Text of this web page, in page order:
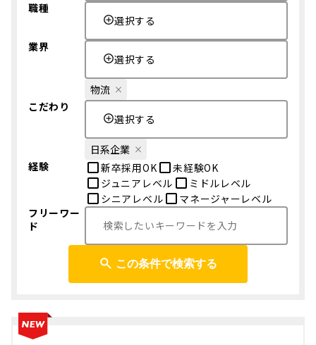
職種
選択する
業界
選択する
物流
こだわり
選択する
日系企業
経験
新卒採用OK
未経験OK
ジュニアレベル
ミドルレベル
シニアレベル
マネージャーレベル
フリーワー
ド
この条件で検索する